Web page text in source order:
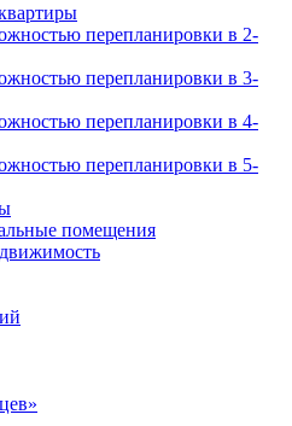
перепланировки в 2-
перепланировки в 3-
перепланировки в 4-
перепланировки в 5-
помещения